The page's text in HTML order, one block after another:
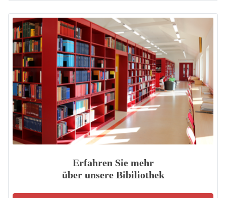
Erfahren Sie mehr
über unsere Bibiliothek